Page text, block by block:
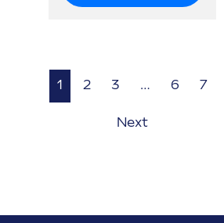
1 2 3 … 6 7
Next